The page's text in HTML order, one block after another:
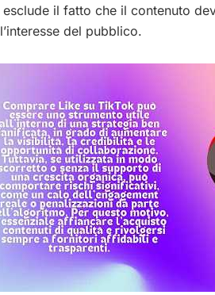
il fatto che il contenuto
del pubblico.